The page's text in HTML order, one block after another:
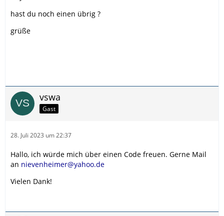
hast du noch einen übrig ?
grüße
vswa
Gast
28. Juli 2023 um 22:37
Hallo, ich würde mich über einen Code freuen. Gerne Mail
an nievenheimer@yahoo.de
Vielen Dank!